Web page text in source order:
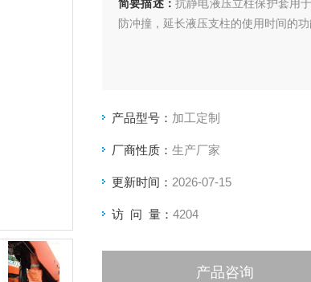
简要描述： 抗静电液压立柱保护套用
防冲撞，延长液压支柱的使用时间的
产品型号： 加工定制
厂商性质： 生产厂家
更新时间： 2026-07-15
访 问 量： 4204
产品咨询